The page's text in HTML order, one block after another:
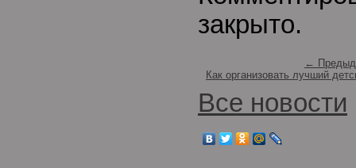
закрыто.
←
Как организовать лучший
Все новости